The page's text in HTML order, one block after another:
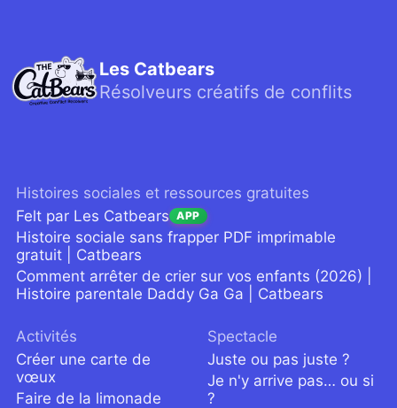
Les Catbears
Résolveurs créatifs de conflits
Histoires sociales et ressources gratuites
Felt par Les Catbears APP
Histoire sociale sans frapper PDF imprimable
gratuit | Catbears
Comment arrêter de crier sur vos enfants (2026) |
Histoire parentale Daddy Ga Ga | Catbears
Activités
Créer une carte de
vœux
Faire de la limonade
Spectacle
Juste ou pas juste ?
Je n'y arrive pas… ou si
?